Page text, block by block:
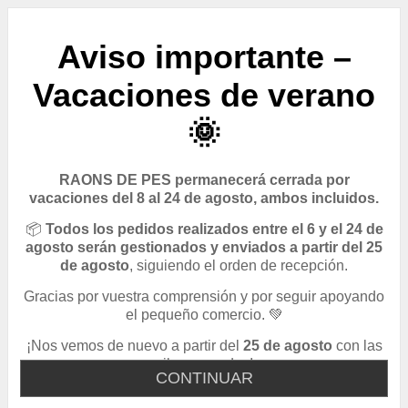
CONTINUAR
Aviso importante –
Vacaciones de verano
🌞
RAONS DE PES permanecerá cerrada por
vacaciones del 8 al 24 de agosto, ambos incluidos.
📦 Todos los pedidos realizados entre el 6 y el 24 de
agosto serán gestionados y enviados a partir del 25
de agosto, siguiendo el orden de recepción.
Gracias por vuestra comprensión y por seguir apoyando
el pequeño comercio. 💚
¡Nos vemos de nuevo a partir del 25 de agosto con las
pilas cargadas!